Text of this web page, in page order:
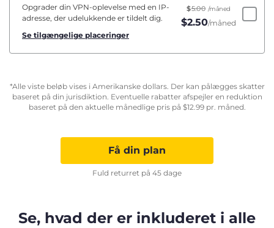
Opgrader din VPN-oplevelse med en IP-
adresse, der udelukkende er tildelt dig.
Se tilgængelige placeringer
$5.00 /måned
$2.50/måned
*Alle viste beløb vises i Amerikanske dollars. Der kan pålægges skatter
baseret på din jurisdiktion. Eventuelle rabatter afspejler en reduktion
baseret på den aktuelle månedlige pris på $12.99pr. måned.
Få din plan
Fuld returret på 45 dage
Se, hvad der er inkluderet i alle